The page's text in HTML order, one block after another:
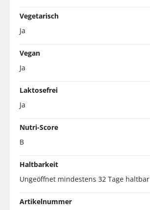
Vegetarisch
Ja
Vegan
Ja
Laktosefrei
Ja
Nutri-Score
B
Haltbarkeit
Ungeöffnet mindestens 32 Tage haltbar
Artikelnummer